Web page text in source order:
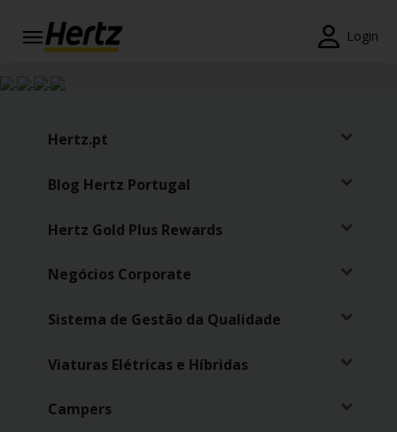
Login
Campanhas
Join /
Overview
PT/PT
Ajuda
Carrinhas
Hertz.pt
Blog Hertz Portugal
Hertz Gold Plus Rewards
Negócios Corporate
Sistema de Gestão da Qualidade
Viaturas Elétricas e Híbridas
Campers